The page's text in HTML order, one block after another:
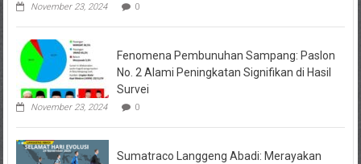
November 23, 2024 0
Fenomena Pembunuhan Sampang: Paslon
No. 2 Alami Peningkatan Signifikan di Hasil
Survei
November 23, 2024 0
Sumatraco Langgeng Abadi: Merayakan